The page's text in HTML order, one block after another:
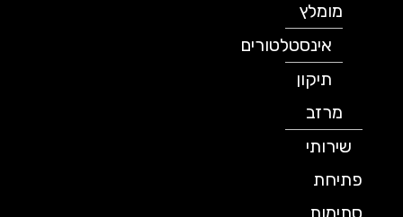
מומלץ
אינסטלטורים
תיקון
מרזב
שירותי
פתיחת
סתימות